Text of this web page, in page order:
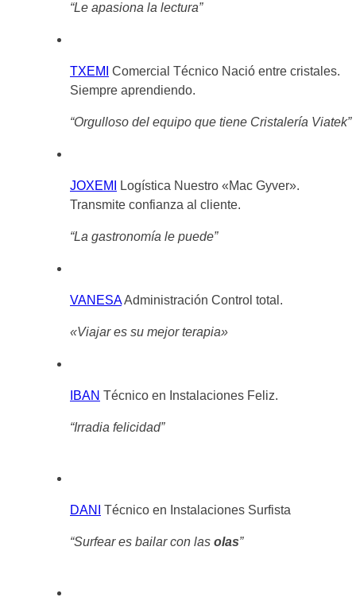
“Le apasiona la lectura”
TXEMI Comercial Técnico Nació entre cristales.
Siempre aprendiendo.
“Orgulloso del equipo que tiene Cristalería Viatek”
JOXEMI Logística Nuestro «Mac Gyver».
Transmite confianza al cliente.
“La gastronomía le puede”
VANESAAdministración Control total.
«Viajar es su mejor terapia»
IBAN Técnico en Instalaciones Feliz.
“Irradia felicidad”
DANI Técnico en Instalaciones Surfista
“Surfear es bailar con las olas”